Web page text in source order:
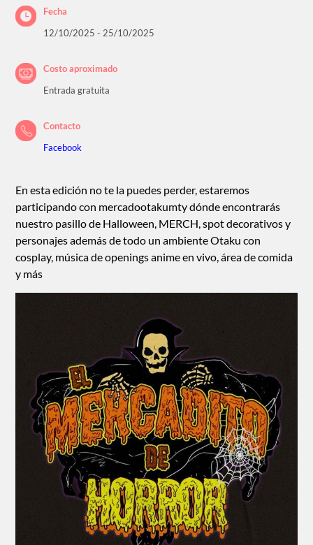
Fecha
12/10/2025 - 25/10/2025
Costo aproximado
Entrada gratuita
Contacto
Facebook
En esta edición no te la puedes perder, estaremos
participando con mercadootakumty dónde encontrarás
nuestro pasillo de Halloween, MERCH, spot decorativos y
personajes además de todo un ambiente Otaku con
cosplay, música de openings anime en vivo, área de comida
y más